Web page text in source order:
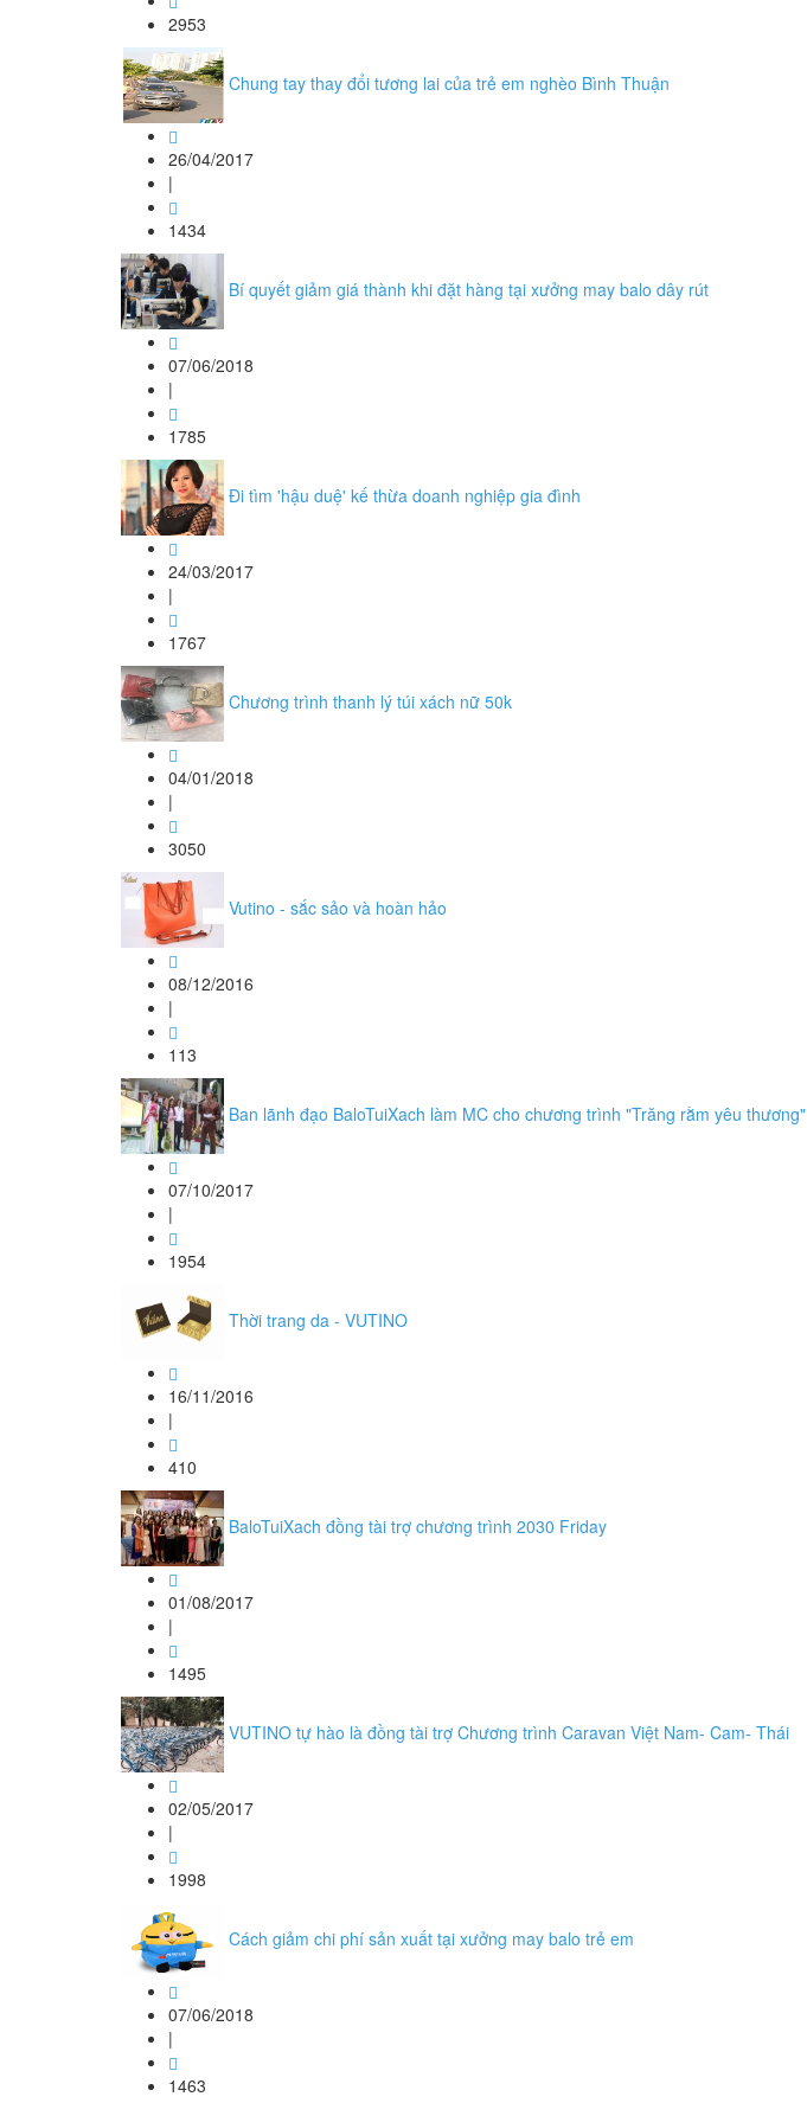
2953
Chung tay thay đổi tương lai của trẻ em nghèo Bình Thuận
26/04/2017
|
1434
Bí quyết giảm giá thành khi đặt hàng tại xưởng may balo dây rút
07/06/2018
|
1785
Đi tìm 'hậu duệ' kế thừa doanh nghiệp gia đình
24/03/2017
|
1767
Chương trình thanh lý túi xách nữ 50k
04/01/2018
|
3050
Vutino - sắc sảo và hoàn hảo
08/12/2016
|
113
Ban lãnh đạo BaloTuiXach làm MC cho chương trình "Trăng rằm yêu thương"
07/10/2017
|
1954
Thời trang da - VUTINO
16/11/2016
|
410
BaloTuiXach đồng tài trợ chương trình 2030 Friday
01/08/2017
|
1495
VUTINO tự hào là đồng tài trợ Chương trình Caravan Việt Nam- Cam- Thái
02/05/2017
|
1998
Cách giảm chi phí sản xuất tại xưởng may balo trẻ em
07/06/2018
|
1463